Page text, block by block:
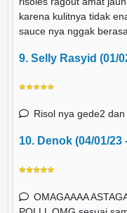
karena kulitnya tidak
sauce nya nggak
9. Selly Rasyid (01/
Risol nya gede2
10. Denok (04/01/23
OMAGAAAA